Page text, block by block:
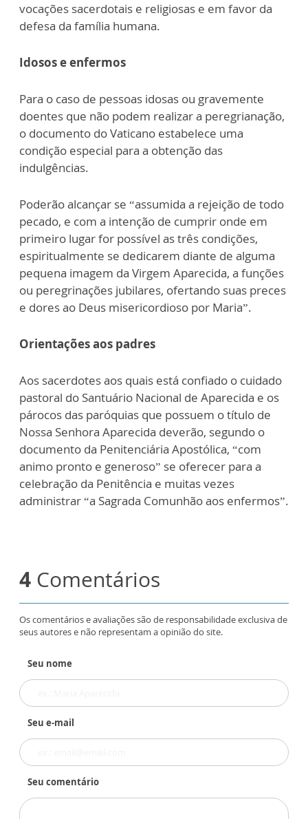
vocações sacerdotais e religiosas e em favor da
defesa da família humana.
Idosos e enfermos
Para o caso de pessoas idosas ou gravemente
doentes que não podem realizar a peregrianação,
o documento do Vaticano estabelece uma
condição especial para a obtenção das
indulgências.
Poderão alcançar se “assumida a rejeição de todo
pecado, e com a intenção de cumprir onde em
primeiro lugar for possível as três condições,
espiritualmente se dedicarem diante de alguma
pequena imagem da Virgem Aparecida, a funções
ou peregrinações jubilares, ofertando suas preces
e dores ao Deus misericordioso por Maria”.
Orientações aos padres
Aos sacerdotes aos quais está confiado o cuidado
pastoral do Santuário Nacional de Aparecida e os
párocos das paróquias que possuem o título de
Nossa Senhora Aparecida deverão, segundo o
documento da Penitenciária Apostólica, “com
animo pronto e generoso” se oferecer para a
celebração da Penitência e muitas vezes
administrar “a Sagrada Comunhão aos enfermos”.
4 Comentários
Os comentários e avaliações são de responsabilidade exclusiva de
seus autores e não representam a opinião do site.
Seu nome
Seu e-mail
Seu comentário